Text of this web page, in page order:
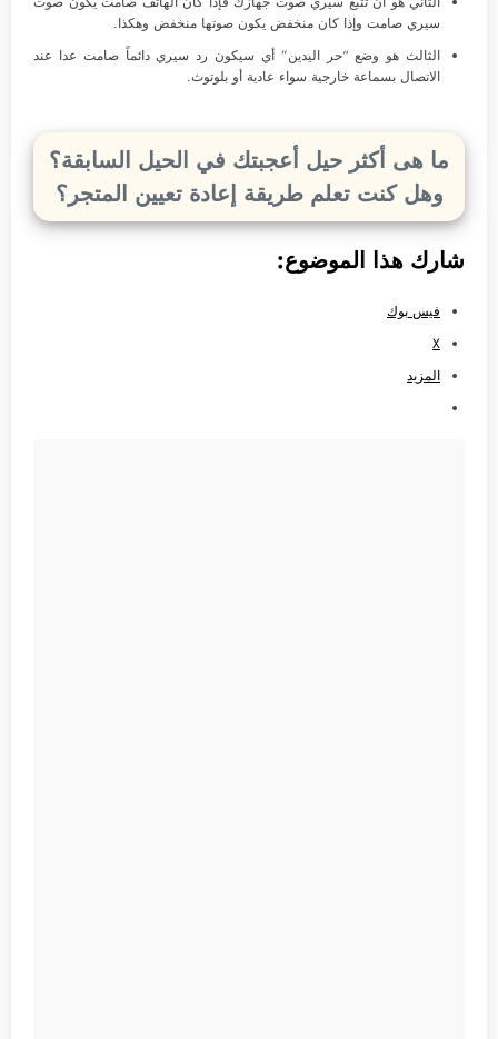
سيري صامت وإذا كان منخفض يكون صوتها منخفض وهكذا.
الثالث هو وضع “حر اليدين” أي سيكون رد سيري دائماً صامت عدا عند
الاتصال بسماعة خارجية سواء عادية أو بلوتوث.
ما هى أكثر حيل أعجبتك في الحيل السابقة؟
وهل كنت تعلم طريقة إعادة تعيين المتجر؟
شارك هذا الموضوع:
فيس بوك
X
المزيد